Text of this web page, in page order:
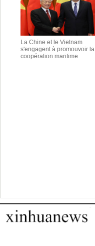
La Chine et le Vietnam
s'engagent à promouvoir la
coopération maritime